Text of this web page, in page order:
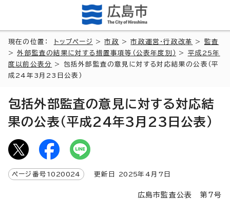
現在の位置： トップページ >市政 >市政運営・行政改革 > 監査
>外部監査の結果に対する措置事項等（公表年度別） > 平成25年
度以前公表分 > 包括外部監査の意見に対する対応結果の公表（平
成24年3月23日公表）
包括外部監査の意見に対する対応結
果の公表（平成24年3月23日公表）
ページ番号 1020024 更新日 2025年4月7日
広島市監査公表 第7号